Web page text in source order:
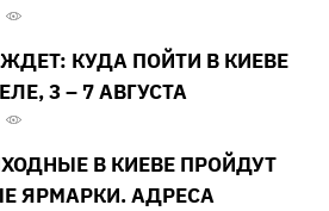
КУДА ПОЙТИ В КИЕВЕ
3 – 7 АВГУСТА
В КИЕВЕ ПРОЙДУТ
ЯРМАРКИ. АДРЕСА